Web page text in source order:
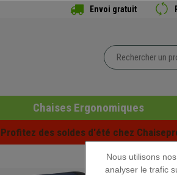
Envoi gratuit
Chaises Ergonomiques
Profitez des soldes d'été chez
Nous utilisons
analyser le trafic